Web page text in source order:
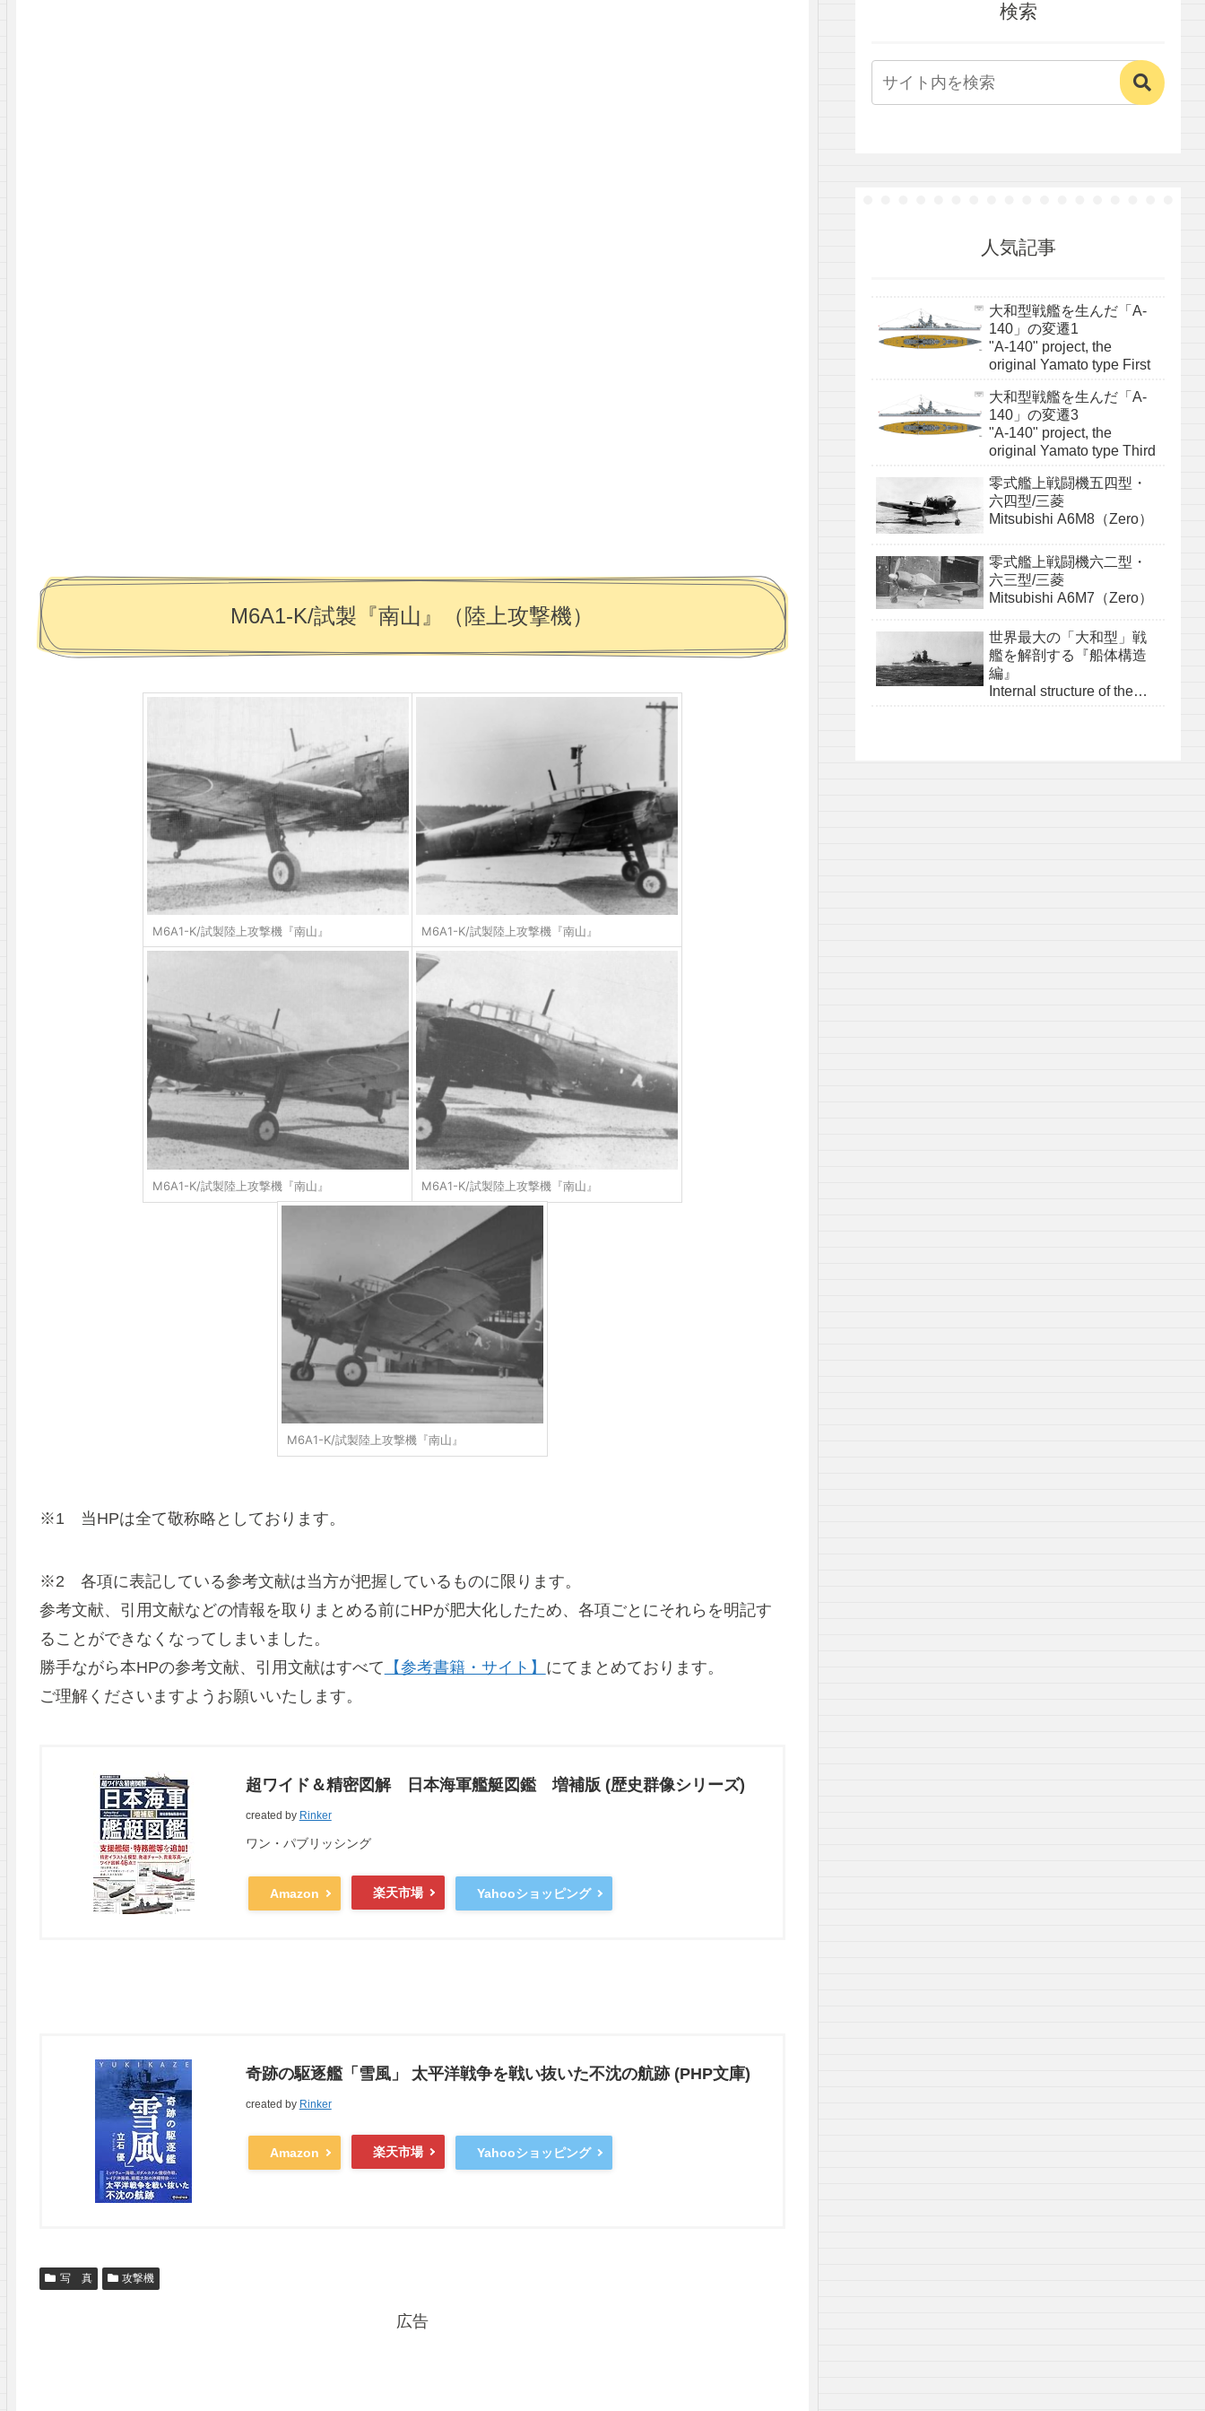
M6A1-K/試製『南山』（陸上攻撃機）
M6A1-K/試製陸上攻撃機『南山』 M6A1-K/試製陸上攻撃機『南山』
M6A1-K/試製陸上攻撃機『南山』 M6A1-K/試製陸上攻撃機『南山』
M6A1-K/試製陸上攻撃機『南山』
※1 当HPは全て敬称略としております。
※2 各項に表記している参考文献は当方が把握しているものに限ります。
参考文献、引用文献などの情報を取りまとめる前にHPが肥大化したため、各項ごとにそれらを明記す
ることができなくなってしまいました。
勝手ながら本HPの参考文献、引用文献はすべて 【参考書籍・サイト】 にてまとめております。
ご理解くださいますようお願いいたします。
超ワイド＆精密図解 日本海軍艦艇図鑑 増補版 (歴史群像シリーズ)
created by Rinker
ワン・パブリッシング
Amazon 楽天市場 Yahooショッピング
奇跡の駆逐艦「雪風」 太平洋戦争を戦い抜いた不沈の航跡 (PHP文庫)
created by Rinker
Amazon 楽天市場 Yahooショッピング
写 真 攻撃機
広告
検索
人気記事
大和型戦艦を生んだ「A-
140」の変遷1
"A-140" project, the
original Yamato type First
大和型戦艦を生んだ「A-
140」の変遷3
"A-140" project, the
original Yamato type Third
零式艦上戦闘機五四型・
六四型/三菱
Mitsubishi A6M8（Zero）
零式艦上戦闘機六二型・
六三型/三菱
Mitsubishi A6M7（Zero）
世界最大の「大和型」戦
艦を解剖する『船体構造
編』
Internal structure of the